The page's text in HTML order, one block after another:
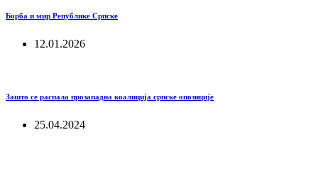
Борба и мир Републике Српске
12.01.2026
Зашто се распала прозападна коалиција српске опозиције
25.04.2024